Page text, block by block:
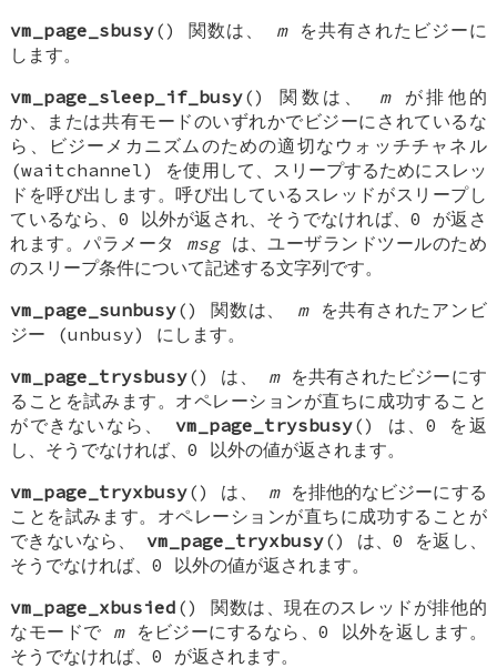
vm_page_sbusy() 関数は、 mを共有されたビジーに
します。
vm_page_sleep_if_busy() 関数は、 mが排他的
か、または共有モードのいずれかでビジーにされているな
ら、ビジーメカニズムのための適切なウォッチチャネル
(waitchannel) を使用して、スリープするためにスレッ
ドを呼び出します。呼び出しているスレッドがスリープし
ているなら、0 以外が返され、そうでなければ、0 が返さ
れます。パラメータ msgは、ユーザランドツールのため
のスリープ条件について記述する文字列です。
vm_page_sunbusy() 関数は、 mを共有されたアンビ
ジー (unbusy) にします。
vm_page_trysbusy() は、 mを共有されたビジーにす
ることを試みます。オペレーションが直ちに成功すること
ができないなら、vm_page_trysbusy() は、0 を返
し、そうでなければ、0 以外の値が返されます。
vm_page_tryxbusy() は、 mを排他的なビジーにする
ことを試みます。オペレーションが直ちに成功することが
できないなら、vm_page_tryxbusy() は、0 を返し、
そうでなければ、0 以外の値が返されます。
vm_page_xbusied () 関数は、現在のスレッドが排他的
なモードで mをビジーにするなら、0 以外を返します。
そうでなければ、0 が返されます。